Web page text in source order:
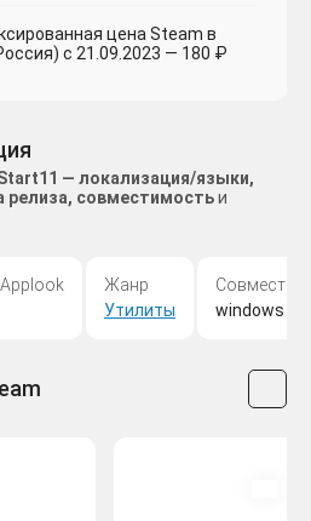
цена Steam в
с 21.09.2023 — 180 ₽
— локализация/языки,
релиза, совместимостьи
Жанр
Утилиты
windows